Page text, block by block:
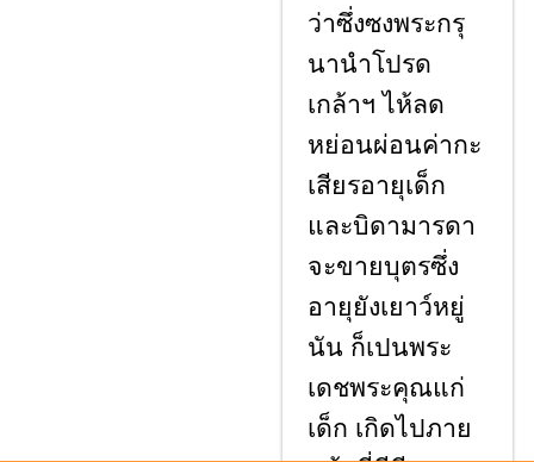
ว่าซึ่งซงพระกรุ
นานำโปรด
เกล้าฯ ไห้ลด
หย่อนผ่อนค่ากะ
เสียรอายุเด็ก
และบิดามารดา
จะขายบุตรซึ่ง
อายุยังเยาว์หยู่
นัน ก็เปนพระ
เดชพระคุณแก่
เด็ก เกิดไปภาย